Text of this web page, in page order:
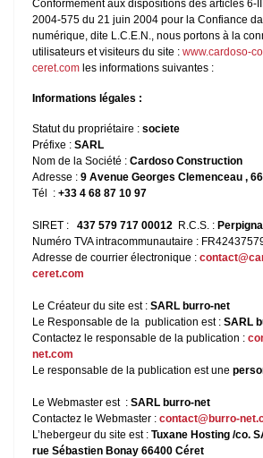
Conformément aux dispositions des articles 6-
2004-575 du 21 juin 2004 pour la Confiance
numérique, dite L.C.E.N., nous portons à la
utilisateurs et visiteurs du site : www.cardoso-
ceret.com les informations suivantes :
Informations légales :
Statut du propriétaire : societe
Préfixe : SARL
Nom de la Société : Cardoso Construction
Adresse : 9 Avenue Georges Clemenceau ,
Tél : +33 4 68 87 10 97
SIRET : 437 579 717 00012 R.C.S. :
Numéro TVA intracommunautaire :
Adresse de courrier électronique :
ceret.com
Le Créateur du site est : SARL burro-net
Le Responsable de la publication est : SARL
Contactez le responsable de la publication :
net.com
Le responsable de la publication est une
Le Webmaster est : SARL burro-net
Contactez le Webmaster : contact@burro-
L’hebergeur du site est : Tuxane Hosting /co.
rue Sébastien Bonay 66400 Céret